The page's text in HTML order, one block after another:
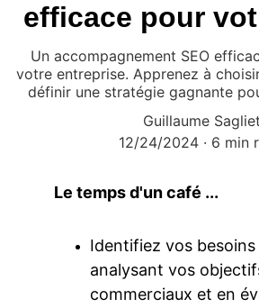
efficace pour
Un accompagnement SEO
votre entreprise. Apprenez à
définir une stratégie gagnante
Guillaume Sagliet
12/24/2024
6 min
Le temps d'un café ...
Identifiez vos besoins
analysant vos
commerciaux et en